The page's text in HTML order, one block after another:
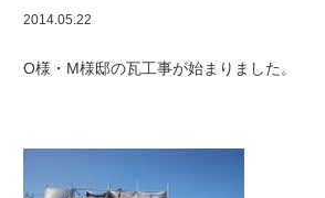
2014.05.22
O様・M様邸の瓦工事が始まりました。